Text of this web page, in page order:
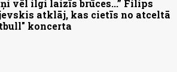
vēl ilgi laizīs brūces...” Filips
atklāj, kas cietīs no atceltā
koncerta